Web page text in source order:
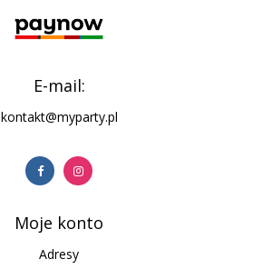
E-mail:
kontakt@myparty.pl
Moje konto
Adresy